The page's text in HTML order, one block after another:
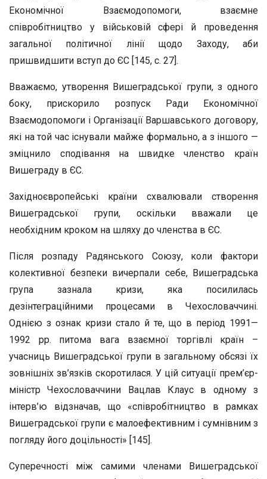
Економічної Взаємодопомоги, взаємне
співробітництво у військовій сфері й проведення
загальної політичної лінії щодо Заходу, аби
пришвидшити вступ до ЄС [145, с. 27].
Вважаємо, утворення Вишеградської групи, з одного
боку, прискорило розпуск Ради Економічної
Взаємодопомоги і Організації Варшавського договору,
які на той час існували майже формально, а з іншого —
зміцнило сподівання на швидке членство країн
Вишеграду в ЄС.
Західноєвропейські країни схвалювали створення
Вишеградської групи, оскільки вважали це
необхідним кроком на шляху до членства в ЄС.
Після розпаду Радянського Союзу, коли фактори
колективної безпеки вичерпали себе, Вишеградська
група зазнала кризи, яка посилилась
дезінтеграційними процесами в Чехословаччині.
Однією з ознак кризи стало й те, що в період 1991—
1992 рр. питома вага взаємної торгівлі країн –
учасниць Вишеградської групи в загальному обсязі їх
зовнішніх зв’язків скоротилася. У цій ситуації прем’єр-
міністр Чехословаччини Вацлав Клаус в одному з
інтерв’ю відзначав, що «співробітництво в рамках
Вишеградської групи є малоефективним і сумнівним з
погляду його доцільності» [145].
Суперечності між самими членами Вишеградської